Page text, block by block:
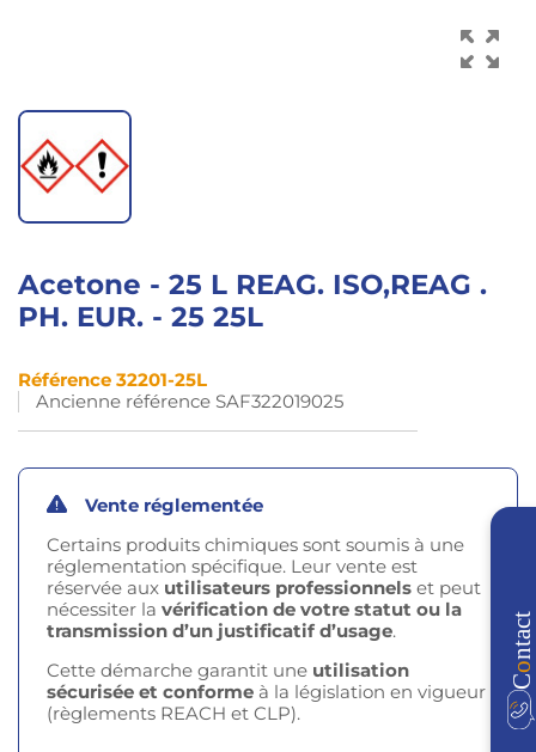
Acetone - 25 L REAG. ISO,REAG .
PH. EUR. - 25 25L
Référence 32201-25L
Ancienne référence SAF322019025
Vente réglementée
Certains produits chimiques sont soumis à une
réglementation spécifique. Leur vente est
réservée aux utilisateurs professionnelset peut
nécessiter la vérification de votre statut ou la
transmission d’un justificatif d’usage.
Cette démarche garantit une utilisation
sécurisée et conformeà la législation en vigueur
(règlements REACH et CLP).